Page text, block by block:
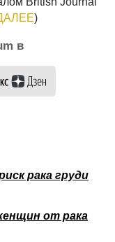
)
в
рака груди
от рака